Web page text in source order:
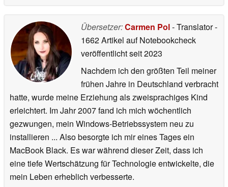
Übersetzer:Carmen Pol- Translator-
1662 Artikel auf Notebookcheck
veröffentlichtseit 2023
Nachdem ich den größten Teil meiner
frühen Jahre in Deutschland verbracht
hatte, wurde meine Erziehung als zweisprachiges Kind
erleichtert. Im Jahr 2007 fand ich mich wöchentlich
gezwungen, mein Windows-Betriebssystem neu zu
installieren ... Also besorgte ich mir eines Tages ein
MacBook Black. Es war während dieser Zeit, dass ich
eine tiefe Wertschätzung für Technologie entwickelte, die
mein Leben erheblich verbesserte.